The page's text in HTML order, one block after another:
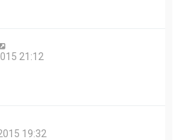
21:12
19:32